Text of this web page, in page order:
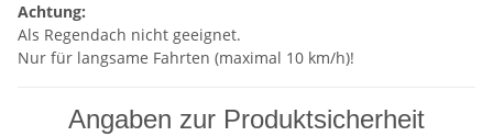
Achtung:
Als Regendach nicht geeignet.
Nur für langsame Fahrten (maximal 10 km/h)!
Angaben zur Produktsicherheit